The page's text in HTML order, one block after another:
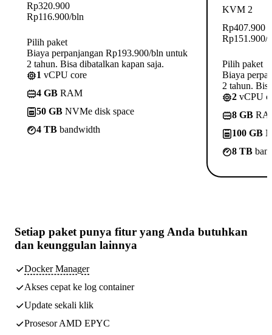
Rp320.900
Rp116.900/bln
Pilih paket
Biaya perpanjangan Rp193.900/bln untuk
2 tahun. Bisa dibatalkan kapan saja.
1 vCPU core
4 GB RAM
50 GB NVMe disk space
4 TB bandwidth
KVM 2
Rp407.900
Rp151.900/
Pilih paket
Biaya
2 tahun.
2 vCPU
8 GB
100 GB
8 TB
Setiap paket punya fitur yang Anda butuhkan
dan keunggulan lainnya
Docker Manager
Akses cepat ke log container
Update sekali klik
Prosesor AMD EPYC